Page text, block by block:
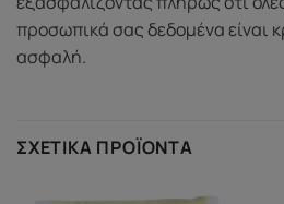
προσωπικά σας δεδομένα είναι
ασφαλή.
ΣΧΕΤΙΚΆ ΠΡΟΪΌΝΤΑ